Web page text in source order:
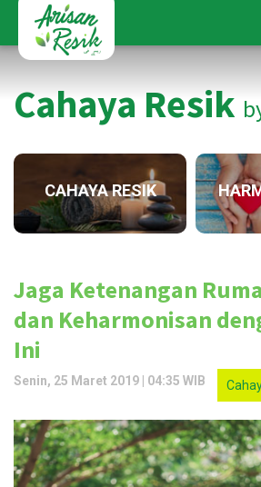
Cahaya Resik
CAHAYA RESIK
Jaga Ketenangan
dan Keharmonisan
Ini
Senin, 25 Maret 2019 | 04:35 WIB